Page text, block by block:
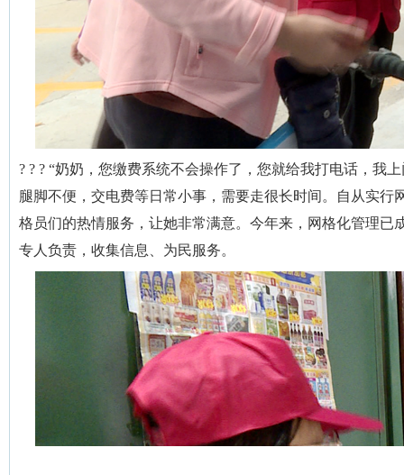
? ? ? “奶奶，您缴费系统不会操作了，您就给我打电话，我
腿脚不便，交电费等日常小事，需要走很长时间。自从实
格员们的热情服务，让她非常满意。今年来，网格化管理
专人负责，收集信息、为民服务。